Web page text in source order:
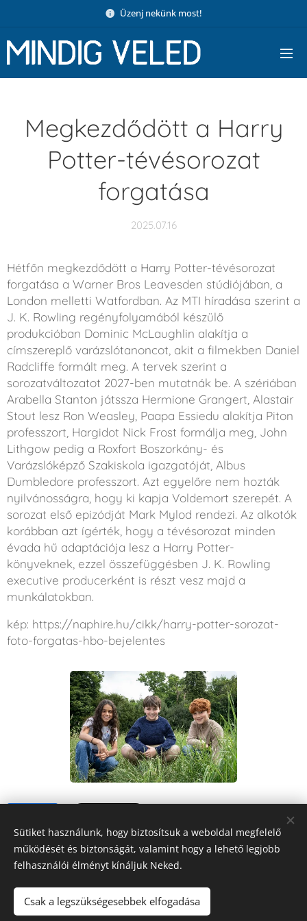
Üzenj nekünk most!
Megkezdődött a Harry
Potter-tévésorozat
forgatása
2025.07.16
Hétfőn megkezdődött a Harry Potter-tévésorozat
forgatása a Warner Bros Leavesden stúdiójában, a
London melletti Watfordban. Az MTI híradása szerint a
J. K. Rowling regényfolyamából készülő
produkcióban Dominic McLaughlin alakítja a
címszereplő varázslótanoncot, akit a filmekben Daniel
Radcliffe formált meg. A tervek szerint a
sorozatváltozatot 2027-ben mutatnák be. A szériában
Arabella Stanton játssza Hermione Grangert, Alastair
Stout lesz Ron Weasley, Paapa Essiedu alakítja Piton
professzort, Hargidot Nick Frost formálja meg, John
Lithgow pedig a Roxfort Boszorkány- és
Varázslóképző Szakiskola igazgatóját, Albus
Dumbledore professzort. Azt egyelőre nem hozták
nyilvánosságra, hogy ki kapja Voldemort szerepét. A
sorozat első epizódját Mark Mylod rendezi. Az alkotók
korábban azt ígérték, hogy a tévésorozat minden
évada hű adaptációja lesz a Harry Potter-
könyveknek, ezzel összefüggésben J. K. Rowling
executive producerként is részt vesz majd a
munkálatokban.
kép: https://naphire.hu/cikk/harry-potter-sorozat-
foto-forgatas-hbo-bejelentes
FORRÁSRÁDIÓ
Sütiket használunk, hogy biztosítsuk a weboldal megfelelő
működését és biztonságát, valamint hogy a lehető legjobb
felhasználói élményt kínáljuk Neked.
Csak a legszükségesebbek elfogadása